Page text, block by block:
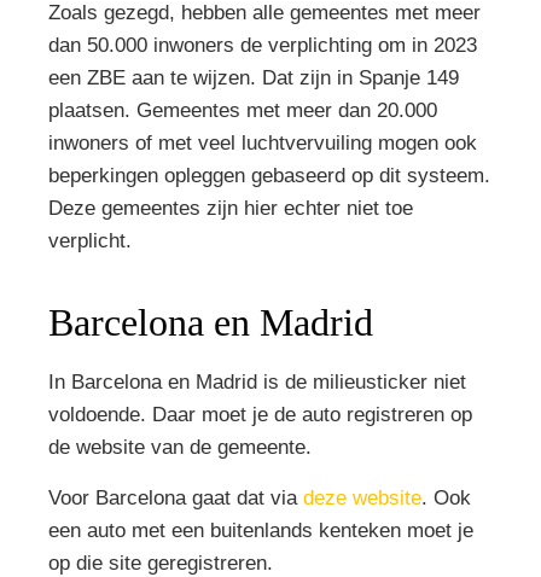
Zoals gezegd, hebben alle gemeentes met meer
dan 50.000 inwoners de verplichting om in 2023
een ZBE aan te wijzen. Dat zijn in Spanje 149
plaatsen. Gemeentes met meer dan 20.000
inwoners of met veel luchtvervuiling mogen ook
beperkingen opleggen gebaseerd op dit systeem.
Deze gemeentes zijn hier echter niet toe
verplicht.
Barcelona en Madrid
In Barcelona en Madrid is de milieusticker niet
voldoende. Daar moet je de auto registreren op
de website van de gemeente.
Voor Barcelona gaat dat via deze website. Ook
een auto met een buitenlands kenteken moet je
op die site geregistreren.